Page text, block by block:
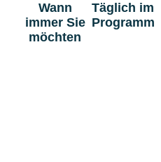
Wann
immer Sie
möchten
Täglich im
Programm